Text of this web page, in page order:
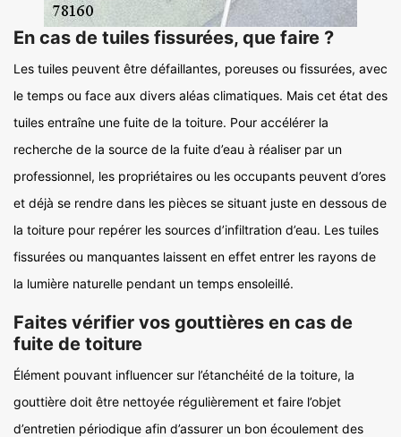
En cas de tuiles fissurées, que faire ?
Les tuiles peuvent être défaillantes, poreuses ou fissurées, avec
le temps ou face aux divers aléas climatiques. Mais cet état des
tuiles entraîne une fuite de la toiture. Pour accélérer la
recherche de la source de la fuite d’eau à réaliser par un
professionnel, les propriétaires ou les occupants peuvent d’ores
et déjà se rendre dans les pièces se situant juste en dessous de
la toiture pour repérer les sources d’infiltration d’eau. Les tuiles
fissurées ou manquantes laissent en effet entrer les rayons de
la lumière naturelle pendant un temps ensoleillé.
Faites vérifier vos gouttières en cas de
fuite de toiture
Élément pouvant influencer sur l’étanchéité de la toiture, la
gouttière doit être nettoyée régulièrement et faire l’objet
d’entretien périodique afin d’assurer un bon écoulement des